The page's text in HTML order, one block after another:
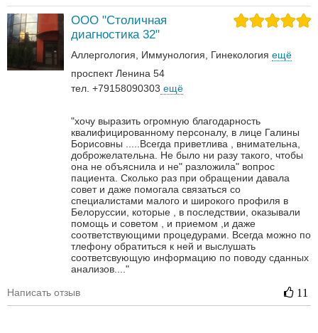
ООО "Столичная
диагностика 32"
Аллергология Иммунология Гинекология ещё
проспект Ленина 54
тел. +79158090303 ещё
"хочу выразить огромную благодарность
квалифицированному персоналу, в лице Галины
Борисовны .....Всегда приветлива , внимательна,
доброжелательна. Не было ни разу такого, чтобы
она не объяснила и не" разложила" вопрос
пациента. Сколько раз при обращении давала
совет и даже помогала связаться со
специалистами малого и широкого профиля в
Белоруссии, которые , в последствии, оказывали
помощь и советом , и приемом ,и даже
соответствующими процедурами. Всегда можно по
тлефону обратиться к ней и выслушать
соответсвующую информацию по поводу сданных
анализов...."
Написать отзыв 11